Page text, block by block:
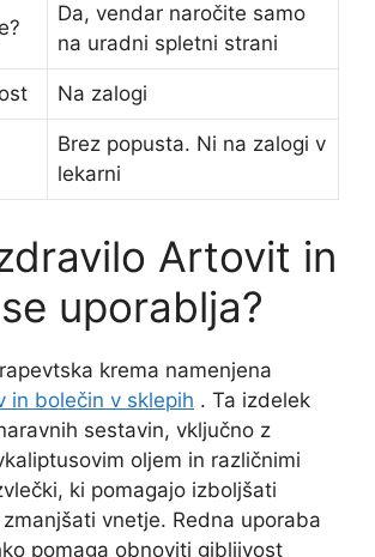
Da, vendar naročite samo
na uradni spletni strani
Na zalogi
Brez popusta. Ni na zalogi v
lekarni
Artovit in
uporablja?
krema namenjena
in bolečin v sklepih . Ta izdelek
sestavin, vključno z
oljem in različnimi
ki pomagajo izboljšati
vnetje. Redna uporaba
pomaga obnoviti gibljivost